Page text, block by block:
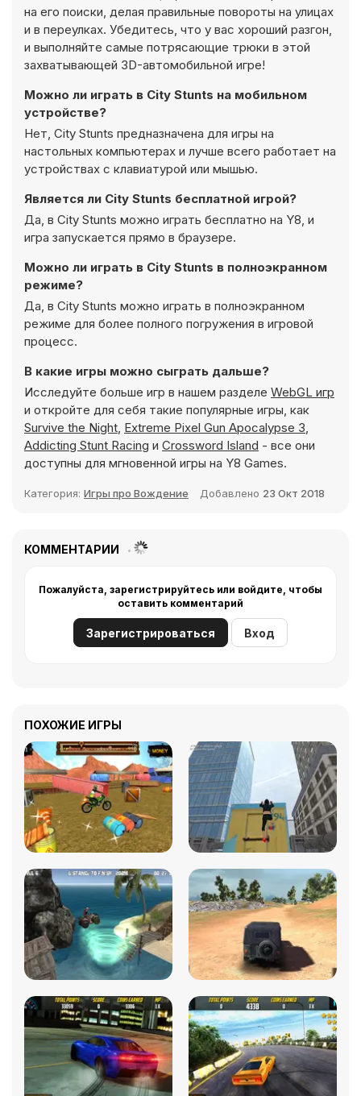
на его поиски, делая правильные повороты на улицах
и в переулках. Убедитесь, что у вас хороший разгон,
и выполняйте самые потрясающие трюки в этой
захватывающей 3D-автомобильной игре!
Можно ли играть в City Stunts на мобильном
устройстве?
Нет, City Stunts предназначена для игры на
настольных компьютерах и лучше всего работает на
устройствах с клавиатурой или мышью.
Является ли City Stunts бесплатной игрой?
Да, в City Stunts можно играть бесплатно на Y8, и
игра запускается прямо в браузере.
Можно ли играть в City Stunts в полноэкранном
режиме?
Да, в City Stunts можно играть в полноэкранном
режиме для более полного погружения в игровой
процесс.
В какие игры можно сыграть дальше?
Исследуйте больше игр в нашем разделе WebGL игр
и откройте для себя такие популярные игры, как
Survive the Night, Extreme Pixel Gun Apocalypse 3,
Addicting Stunt Racing и Crossword Island - все они
доступны для мгновенной игры на Y8 Games.
Категория: Игры про Вождение Добавлено 23 Окт 2018
КОММЕНТАРИИ
Пожалуйста, зарегистрируйтесь или войдите, чтобы
оставить комментарий
Зарегистрироваться Вход
ПОХОЖИЕ ИГРЫ